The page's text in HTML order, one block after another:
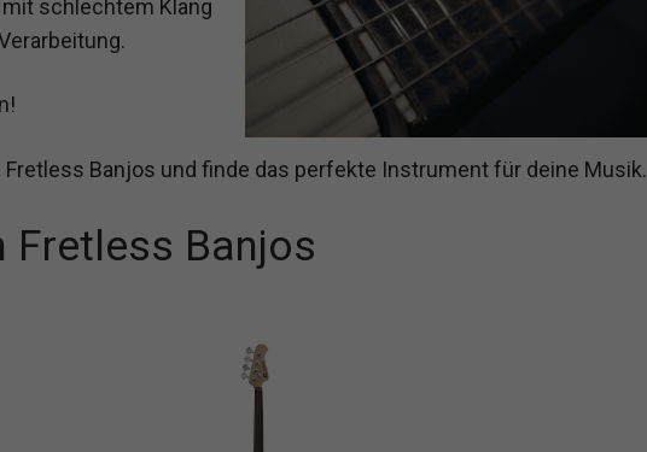
schlechtem Klang
Banjos und finde das perfekte Instrument für deine Musik.
Fretless Banjos